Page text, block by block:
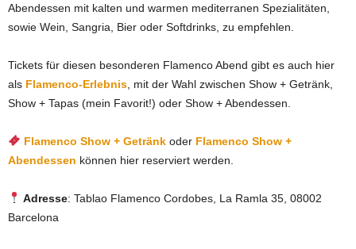
Abendessen mit kalten und warmen mediterranen Spezialitäten,
sowie Wein, Sangria, Bier oder Softdrinks, zu empfehlen.
Tickets für diesen besonderen Flamenco Abend gibt es auch hier
als Flamenco-Erlebnis , mit der Wahl zwischen Show + Getränk,
Show + Tapas (mein Favorit!) oder Show + Abendessen.
Flamenco Show + Getränkoder Flamenco Show +
Abendessen können hier reserviert werden.
Adresse: Tablao Flamenco Cordobes, La Ramla 35, 08002
Barcelona